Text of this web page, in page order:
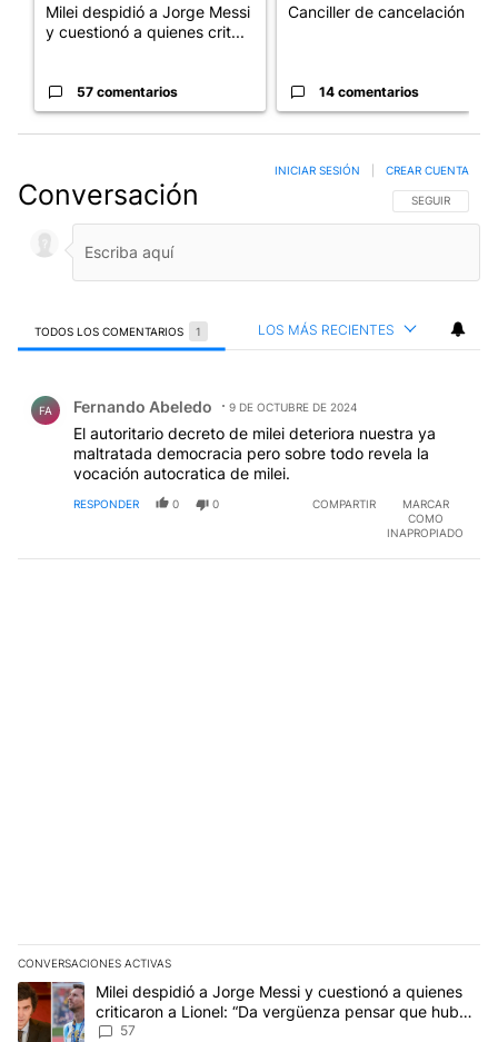
Milei despidió a Jorge Messi
y cuestionó a quienes crit...
57 comentarios
Canciller de cancelación
14 comentarios
Conversación SIGA ESTA
SEGUIR
INICIAR SESIÓN CREAR CUENTA
TODOS LOS COMENTARIOS 1 LOS MÁS RECIENTES
FA Fernando Abeledo 9 DE OCTUBRE DE 2024
El autoritario decreto de milei deteriora nuestra ya
maltratada democracia pero sobre todo revela la
vocación autocratica de milei.
RESPONDER 0 0 COMPARTIR
MARCAR
COMO
INAPROPIADO
CONVERSACIONES ACTIVAS
Este listado muestra los artículos con más comentarios en los
Un artículo de tendencia con el título "Milei despidió a Jorge
Milei despidió a Jorge Messi y cuestionó a quienes
criticaron a Lionel: “Da vergüenza pensar que hubo
anti-Messi”
57